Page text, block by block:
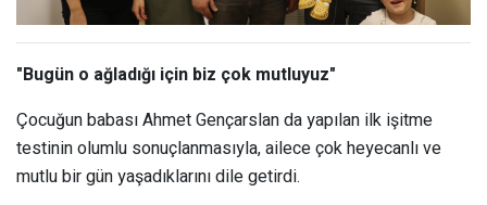
"Bugün o ağladığı için biz çok mutluyuz"
Çocuğun babası Ahmet Gençarslan da yapılan ilk işitme
testinin olumlu sonuçlanmasıyla, ailece çok heyecanlı ve
mutlu bir gün yaşadıklarını dile getirdi.